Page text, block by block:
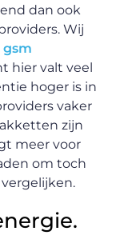
dan ook
Wij
gsm
hier valt veel
hoger is in
vaker
zijn
meer voor
om toch